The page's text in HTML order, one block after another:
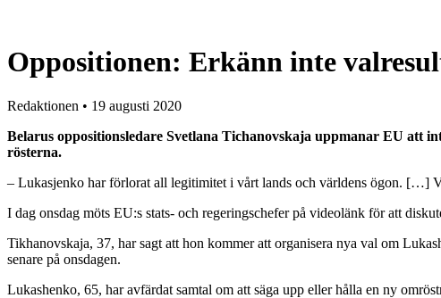
Oppositionen: Erkänn inte
Redaktionen • 19 augusti 2020
Belarus oppositionsledare Svetlana Tichanovskaja uppmanar EU att
rösterna.
– Lukasjenko har förlorat all legitimitet i vårt lands och världens ögon. […]
I dag onsdag möts EU:s stats- och regeringschefer på videolänk för att
Tikhanovskaja, 37, har sagt att hon kommer att organisera nya val om
senare på onsdagen.
Lukashenko, 65, har avfärdat samtal om att säga upp eller hålla en ny